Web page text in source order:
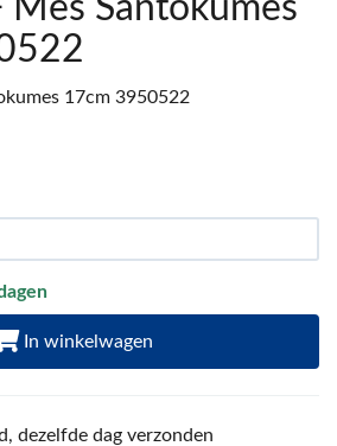
Mes Santokumes
17cm 3950522
In winkelwagen
dezelfde dag verzonden